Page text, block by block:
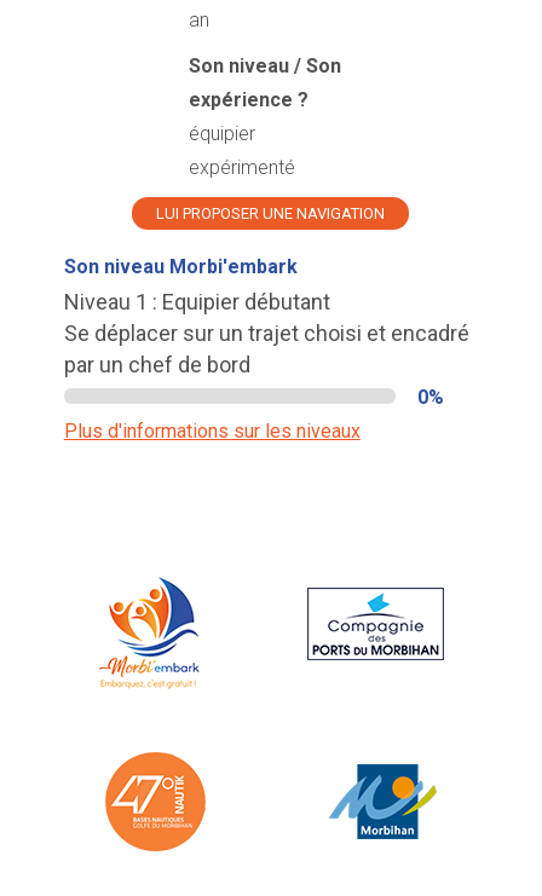
an
Son niveau / Son
expérience ?
équipier
expérimenté
LUI PROPOSER UNE NAVIGATION
Son niveau Morbi'embark
Niveau 1 : Equipier débutant
Se déplacer sur un trajet choisi et encadré
par un chef de bord
0%
Plus d'informations sur les niveaux